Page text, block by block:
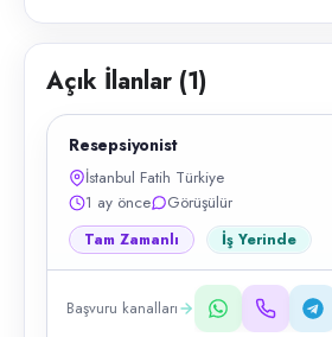
Açık İlanlar (1)
Resepsiyonist
İstanbul Fatih Türkiye
1 ay önce
Görüşülür
Tam Zamanlı İş Yerinde
Başvuru kanalları